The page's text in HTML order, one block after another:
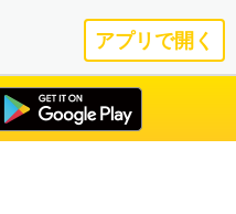
アプリで開く